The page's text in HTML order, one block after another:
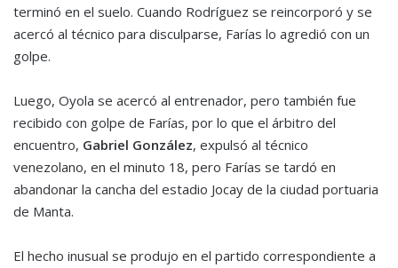
terminó en el suelo. Cuando Rodríguez se reincorporó y se
acercó al técnico para disculparse, Farías lo agredió con un
golpe.
Luego, Oyola se acercó al entrenador, pero también fue
recibido con golpe de Farías, por lo que el árbitro del
encuentro, Gabriel González, expulsó al técnico
venezolano, en el minuto 18, pero Farías se tardó en
abandonar la cancha del estadio Jocay de la ciudad portuaria
de Manta.
El hecho inusual se produjo en el partido correspondiente a